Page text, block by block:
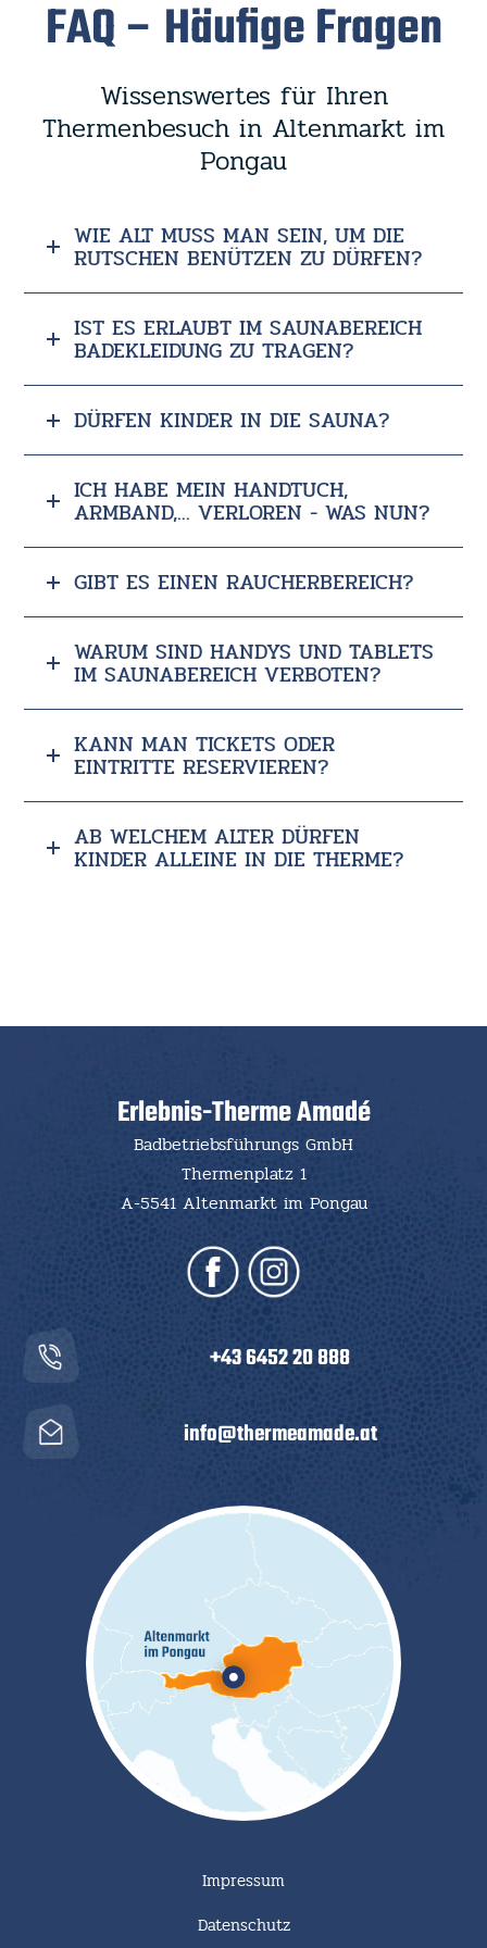
FAQ – Häufige Fragen
Wissenswertes für Ihren
Thermenbesuch in Altenmarkt im
Pongau
WIE ALT MUSS MAN SEIN, UM DIE
RUTSCHEN BENÜTZEN ZU DÜRFEN?
IST ES ERLAUBT IM SAUNABEREICH
BADEKLEIDUNG ZU TRAGEN?
DÜRFEN KINDER IN DIE SAUNA?
ICH HABE MEIN HANDTUCH,
ARMBAND,... VERLOREN - WAS NUN?
GIBT ES EINEN RAUCHERBEREICH?
WARUM SIND HANDYS UND TABLETS
IM SAUNABEREICH VERBOTEN?
KANN MAN TICKETS ODER
EINTRITTE RESERVIEREN?
AB WELCHEM ALTER DÜRFEN
KINDER ALLEINE IN DIE THERME?
Erlebnis-Therme Amadé
Badbetriebsführungs GmbH
Thermenplatz 1
A-5541 Altenmarkt im Pongau
+43 6452 20 888
info@thermeamade.at
Impressum
Datenschutz